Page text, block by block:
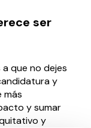
ser
que no dejes
y
más
y sumar
y